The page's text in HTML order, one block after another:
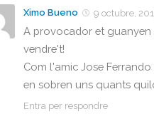
Ximo Bueno 9 octubre,
A provocador et guanyen
vendre't!
Com l'amic Jose
en sobren uns quants
Entra per respondre